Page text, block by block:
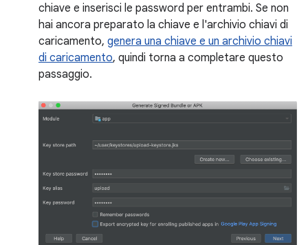
chiave e inserisci le password per entrambi. Se non
hai ancora preparato la chiave e l'archivio chiavi di
caricamento, genera una chiave e un archivio chiavi
di caricamento, quindi torna a completare questo
passaggio.